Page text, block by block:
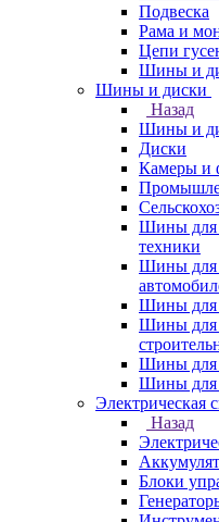
Подвеска
Рама и
Цепи
Шины и
Шины и диски
Назад
Шины и
Диски
Камеры и
Шины для
техники
Шины для
Шины для
Шины для
Шины для
Шины для
Электрическая
Назад
Блоки